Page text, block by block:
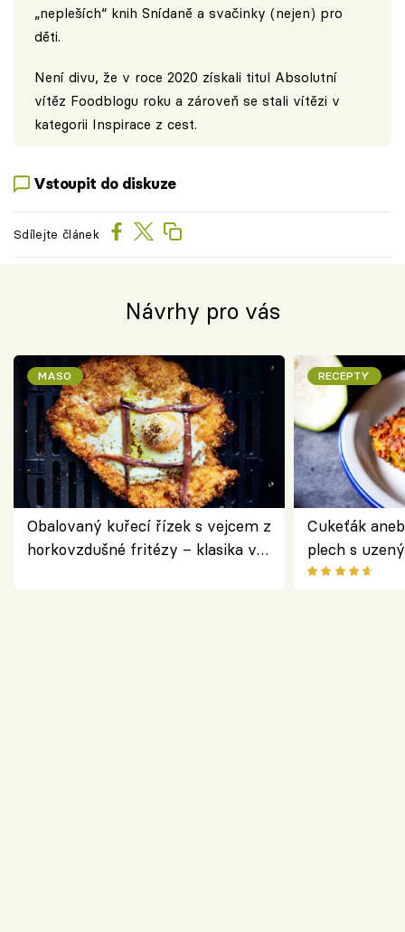
„nepleších“ knih Snídaně a svačinky (nejen) pro
děti.
Není divu, že v roce 2020 získali titul Absolutní
vítěz Foodblogu roku a zároveň se stali vítězi v
kategorii Inspirace z cest.
Vstoupit do diskuze
Sdílejte článek
Návrhy pro vás
MASO
Obalovaný kuřecí řízek s vejcem z
horkovzdušné fritézy – klasika v
RECEPTY
Cukeťák
plech s
způsob, jak